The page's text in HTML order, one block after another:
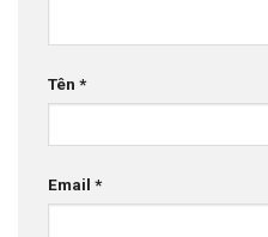
Tên *
Email *